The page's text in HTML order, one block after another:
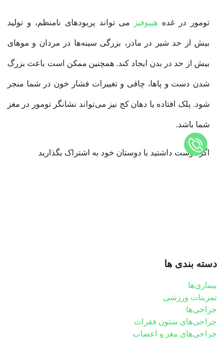
تومور در غده هیپوفیز می تواند پریود‌های نامنظم، و تولید
بیش از حد شیر در مادر، بزرگی سینه‌ها در مردان و موهای
بیش از حد در بدن ایجاد کند. همچنین ممکن است باعث بزرگ
شدن دست و پاها، چاقی و تغییرات فشار خون در شما منجر
شود. پلک افتاده یا دهان کج نیز می‌تواند نشانگر تومور در مغز
شما باشد.
اگر دوست داشتید با دوستان خود به اشتراک بگذارید
دسته بندی ها
بیماری‌ها
تمرینات ورزشی
جراحی‌ها
جراحی‌های ستون فقرات
جراحی‌های مغز و اعصاب